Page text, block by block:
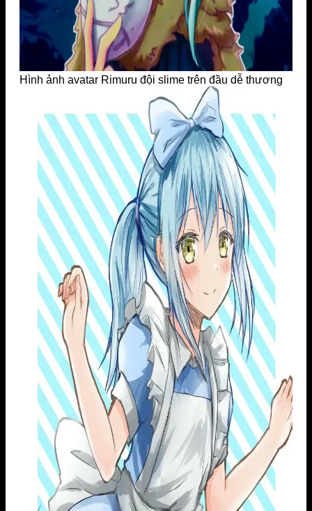
Hình ảnh avatar Rimuru đội slime trên đầu dễ thương